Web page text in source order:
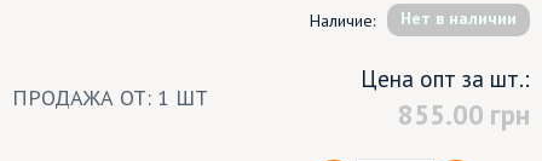
Наличие: Hет в наличии
ПРОДАЖА ОТ: 1 ШТ
Цена опт за шт.:
855.00 грн